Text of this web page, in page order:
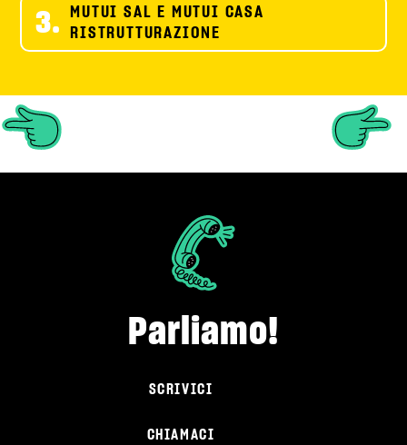
3. MUTUI SAL E MUTUI CASA
RISTRUTTURAZIONE
Parliamo!
SCRIVICI
CHIAMACI